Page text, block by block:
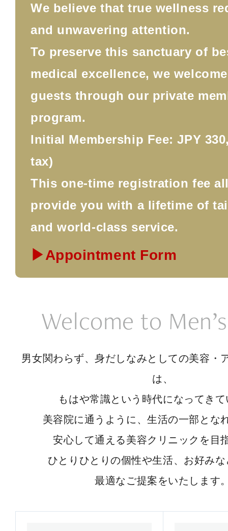
We believe that true wellness
and unwavering attention.
To preserve this sanctuary of
medical excellence, we
guests through our private
program.
Initial Membership Fee: JPY
tax)
This one-time registration fee
provide you with a lifetime of
and world-class service.
▶Appointment Form
Welcome to
男女関わらず、身だしなみとしての美容・
は、
もはや常識という時代になってき
美容院に通うように、生活の一部とな
安心して通える美容クリニックを目
ひとりひとりの個性や生活、お好み
最適なご提案をいたします